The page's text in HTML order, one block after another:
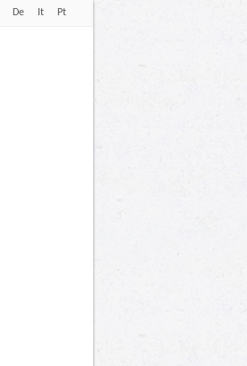
De It Pt